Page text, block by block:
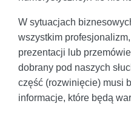
W sytuacjach
wszystkim
prezentacji lub
dobrany pod naszych
część (rozwinięcie) musi
informacje, które będą